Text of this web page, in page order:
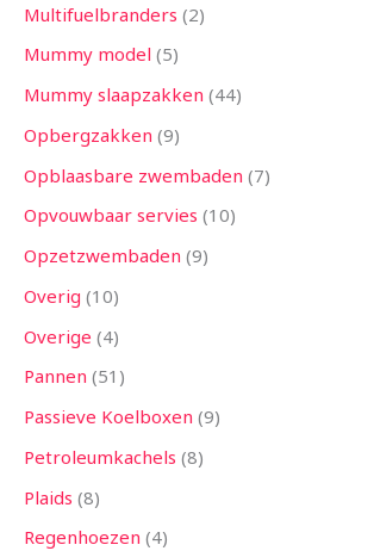
Multifuelbranders 2
Mummy model 5
Mummy slaapzakken 44
Opbergzakken 9
Opblaasbare zwembaden 7
Opvouwbaar servies 10
Opzetzwembaden 9
Overig 10
Overige 4
Pannen 51
Passieve Koelboxen 9
Petroleumkachels 8
Plaids 8
Regenhoezen 4